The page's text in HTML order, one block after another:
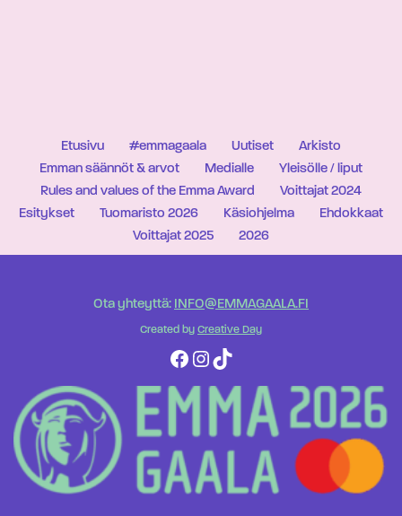
Etusivu #emmagaala Uutiset
Arkisto
Emman säännöt & arvot
Medialle
Yleisölle / liput
Rules and values of the Emma Award
Voittajat 2024
Esitykset
Tuomaristo 2026 Käsiohjelma
Ehdokkaat
Voittajat 2025
2026
Ota yhteyttä: INFO@EMMAGAALA.FI
Created by Creative Day